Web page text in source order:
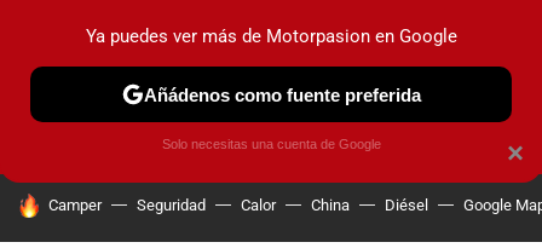
PRUEBAS COCHES ELÉCTRICOS OBSERVATORIO
HOY SE HABLA DE
Camper Seguridad Calor China Diésel Google
×
Ya puedes ver más de Motorpasion en Google
Añádenos como fuente preferida
Solo necesitas una cuenta de Google